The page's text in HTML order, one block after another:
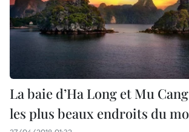
La baie d’Ha Long et Mu
les plus beaux endroits du